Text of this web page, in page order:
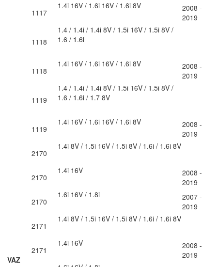
VAZ
1117
1.4i 16V / 1.6i 16V / 1.6i 8V
2008 -
2019
1118
1.4 / 1.4i / 1.4i 8V / 1.5i 16V / 1.5i 8V /
1.6 / 1.6i
1118
1.4i 16V / 1.6i 16V / 1.6i 8V
2008 -
2019
1119
1.4 / 1.4i / 1.4i 8V / 1.5i 16V / 1.5i 8V /
1.6 / 1.6i / 1.7 8V
1119
1.4i 16V / 1.6i 16V / 1.6i 8V
2008 -
2019
2170
1.4i 8V / 1.5i 16V / 1.5i 8V / 1.6i / 1.6i 8V
2170
1.4i 16V
2008 -
2019
2170
1.6i 16V / 1.8i
2007 -
2019
2171
1.4i 8V / 1.5i 16V / 1.5i 8V / 1.6i / 1.6i 8V
2171
1.4i 16V
2008 -
2019